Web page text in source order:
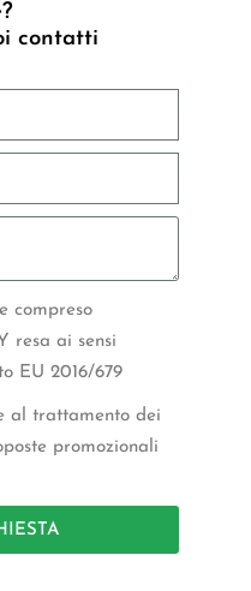
contatti
compreso
resa ai sensi
EU 2016/679
al trattamento dei
promozionali